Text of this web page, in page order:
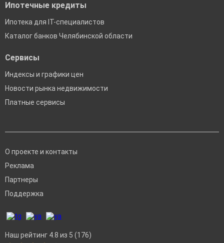
Ипотечные кредиты
Ипотека для IT-специалистов
Каталог банков Челябинской области
Сервисы
Индексы и графики цен
Новости рынка недвижимости
Платные сервисы
О проекте и контакты
Реклама
Партнеры
Поддержка
Наш рейтинг 4.8 из 5 (176)